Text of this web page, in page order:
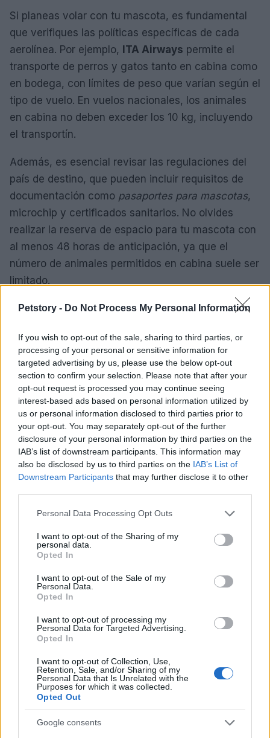
Petstory - Do Not Process My Personal Information
If you wish to opt-out of the sale, sharing to third parties, or
processing of your personal or sensitive information for
targeted advertising by us, please use the below opt-out
section to confirm your selection. Please note that after your
opt-out request is processed you may continue seeing
interest-based ads based on personal information utilized by
us or personal information disclosed to third parties prior to
your opt-out. You may separately opt-out of the further
disclosure of your personal information by third parties on the
IAB’s list of downstream participants. This information may
also be disclosed by us to third parties on the IAB’s List of
Downstream Participants that may further disclose it to other
Please note that this website/app uses one or more Google
not limited to your visit or usage behaviour. You may click to
grant or deny consent to Google and its third-party tags to
use your data for below specified purposes in below Google
consent section.
Personal Data Processing Opt Outs
I want to opt-out of the Sharing of my
personal data.
Opted In
I want to opt-out of the Sale of my
Personal Data.
Opted In
I want to opt-out of processing my
Personal Data for Targeted Advertising.
Opted In
I want to opt-out of Collection, Use,
Retention, Sale, and/or Sharing of my
Personal Data that Is Unrelated with the
Purposes for which it was collected.
Opted Out
Google consents
Si planeas volar con tu mascota, es fundamental
que verifiques las políticas específicas de cada
aerolínea. Por ejemplo, ITA Airways permite el
transporte de perros y gatos tanto en cabina como
en bodega, con límites de peso que varían según el
tipo de vuelo. En vuelos nacionales, los animales
en cabina no deben exceder los 10 kg, incluyendo
el transportín.
Además, es esencial revisar las regulaciones del
país de destino, que pueden incluir requisitos de
documentación como pasaportes para mascotas,
microchip y certificados sanitarios. No olvides
realizar la reserva de espacio para tu mascota con
al menos 48 horas de anticipación, ya que el
número de animales permitidos en cabina suele ser
limitado.
Las recientes actualizaciones en las regulaciones
representan un avance significativo hacia una
mayor inclusión de los animales en los viajes. Con
el fin de mejorar la experiencia tanto para los
dueños como para sus mascotas, se espera que
más aerolíneas sigan el ejemplo establecido por
ITA Airways, haciendo que viajar con amigos
peludos sea más cómodo y seguro.
AUTOR
Staff